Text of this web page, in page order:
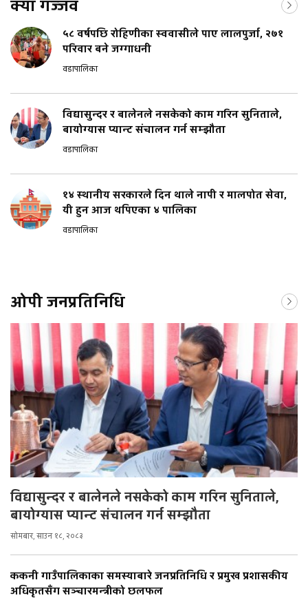
क्या गज्जव
५८ वर्षपछि रोहिणीका स्ववासीले पाए लालपुर्जा, २७१
परिवार बने जग्गाधनी
वडापालिका
विद्यासुन्दर र बालेनले नसकेको काम गरिन सुनिताले,
बायोग्यास प्यान्ट संचालन गर्न सम्झौता
वडापालिका
१४ स्थानीय सरकारले दिन थाले नापी र मालपोत सेवा,
यी हुन आज थपिएका ४ पालिका
वडापालिका
ओपी जनप्रतिनिधि
विद्यासुन्दर र बालेनले नसकेको काम गरिन सुनिताले,
बायोग्यास प्यान्ट संचालन गर्न सम्झौता
सोमबार, साउन १८, २०८३
ककनी गाउँपालिकाका समस्याबारे जनप्रतिनिधि र प्रमुख प्रशासकीय
अधिकृतसँग सञ्चारमन्त्रीको छलफल